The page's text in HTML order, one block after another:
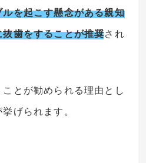
を起こす懸念がある親知
歯をすることが推奨され
とが勧められる理由とし
げられます。